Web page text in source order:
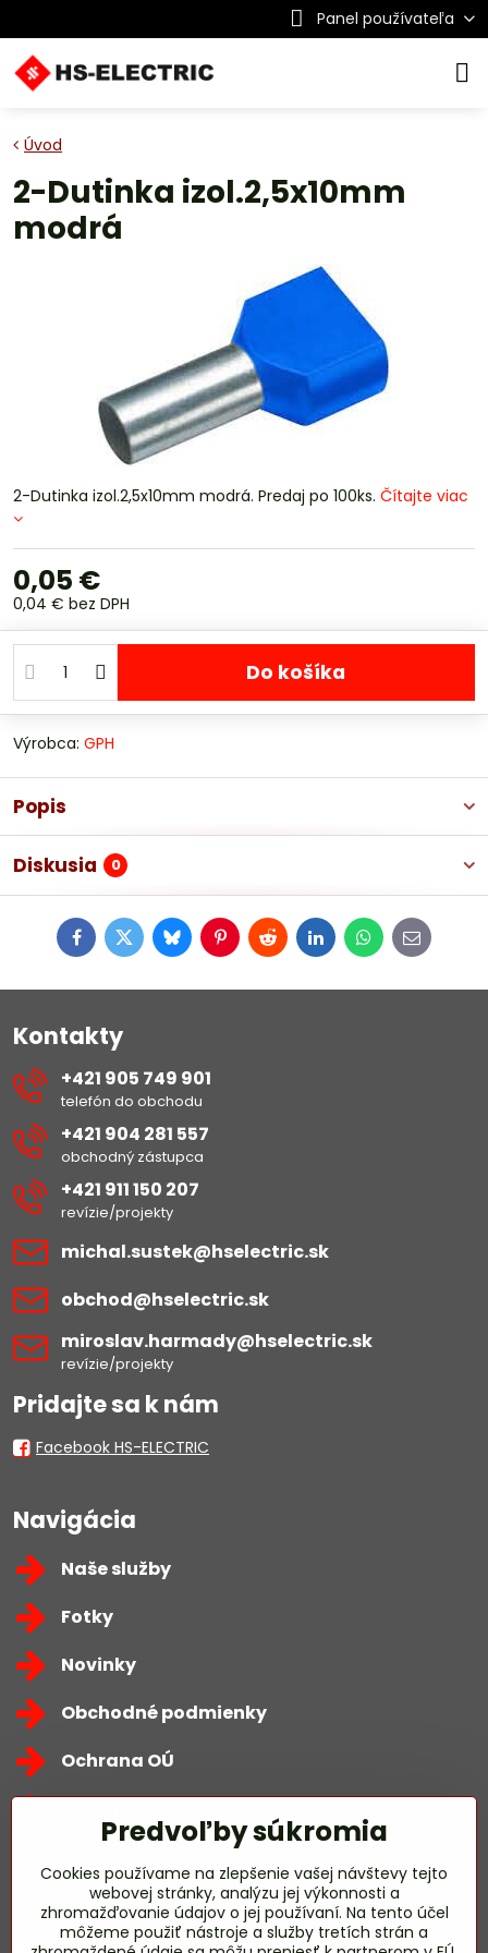
Panel používateľa
Úvod
2-Dutinka izol.2,5x10mm
modrá
2-Dutinka izol.2,5x10mm modrá. Predaj po 100ks. Čítajte viac
0,05 €
0,04 € bez DPH
Do košíka
Výrobca: GPH
Popis
Diskusia 0
FacebookTwitterBlueskyPinterestRedditLinkedInWhatsApp
E-
mail
Kontakty
+421 905 749 901
telefón do obchodu
+421 904 281 557
obchodný zástupca
+421 911 150 207
revízie/projekty
michal​.sustek​@hselectric​.sk
obchod​@hselectric​.sk
miroslav​.harmady​@hselectric​.sk
revízie/projekty
Pridajte sa k nám
Facebook HS-ELECTRIC
Navigácia
Naše služby
Fotky
Novinky
Obchodné podmienky
Ochrana OÚ
Zavoláme Vám späť
Váš telefón*
Predvoľby súkromia
Cookies používame na zlepšenie vašej návštevy tejto
webovej stránky, analýzu jej výkonnosti a
zhromažďovanie údajov o jej používaní. Na tento účel
môžeme použiť nástroje a služby tretích strán a